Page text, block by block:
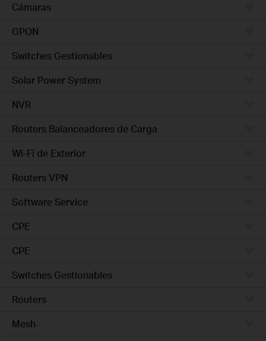
Cámaras
GPON
Switches Gestionables
Solar Power System
NVR
Routers Balanceadores de Carga
Wi-Fi de Exterior
Routers VPN
Software Service
CPE
CPE
Switches Gestionables
Routers
Mesh